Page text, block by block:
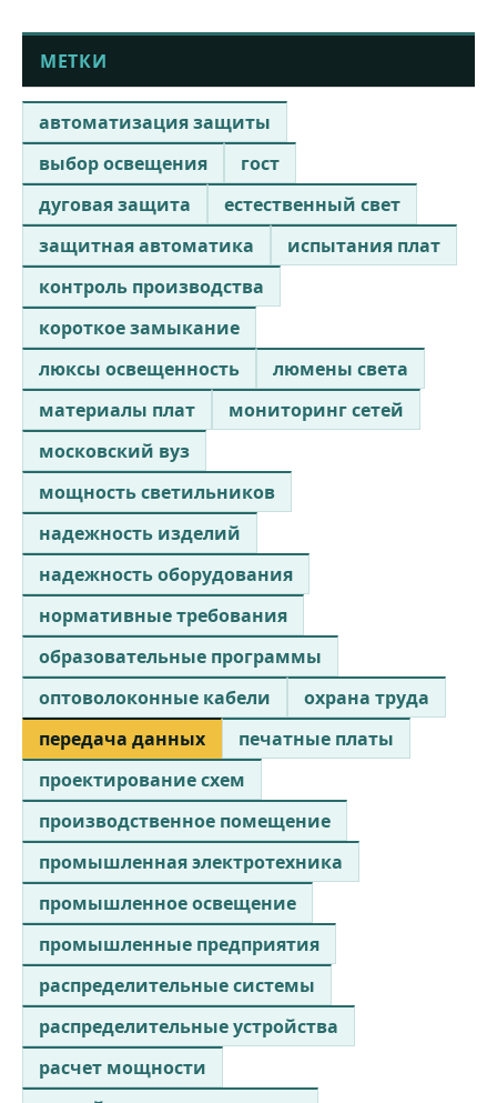
МЕТКИ
автоматизация защиты
выбор освещения
гост
дуговая защита
естественный свет
защитная автоматика
испытания плат
контроль производства
короткое замыкание
люксы освещенность
люмены света
материалы плат
мониторинг сетей
московский вуз
мощность светильников
надежность изделий
надежность оборудования
нормативные требования
образовательные программы
оптоволоконные кабели
охрана труда
передача данных
печатные платы
проектирование схем
производственное помещение
промышленная электротехника
промышленное освещение
промышленные предприятия
распределительные системы
распределительные устройства
расчет мощности